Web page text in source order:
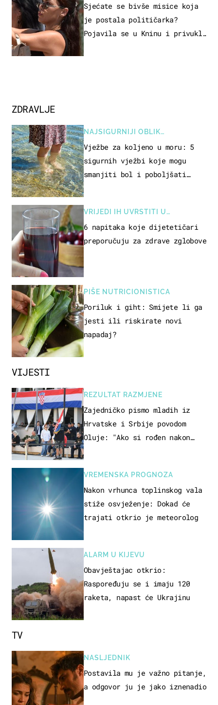
VIJESTI
REZULTAT RAZMJENE
Zajedničko pismo mladih iz
Hrvatske i Srbije povodom
Oluje: "Ako si rođen nakon
VREMENSKA PROGNOZA
Nakon vrhunca toplinskog vala
stiže osvježenje: Dokad će
trajati otkrio je meteorolog
ALARM U KIJEVU
Obavještajac otkrio:
Raspoređuju se i imaju 120
raketa, napast će Ukrajinu
Sjećate se bivše misice koja
je postala političarka?
Pojavila se u Kninu i privukla
ZDRAVLJE
NAJSIGURNIJI OBLIK
REKREACIJE
Vježbe za koljeno u moru: 5
sigurnih vježbi koje mogu
smanjiti bol i poboljšati
VRIJEDI IH UVRSTITI U
PREHRANU
6 napitaka koje dijetetičari
preporučuju za zdrave zglobove
PIŠE NUTRICIONISTICA
Poriluk i giht: Smijete li ga
jesti ili riskirate novi
napadaj?
TV
NASLJEDNIK
Postavila mu je važno pitanje,
a odgovor ju je jako iznenadio